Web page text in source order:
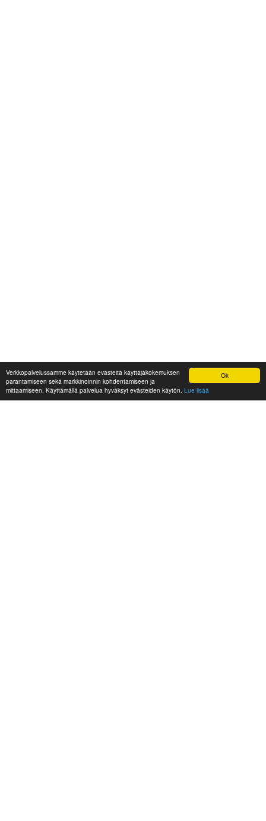
Ok
Verkkopalvelussamme käytetään evästeitä käyttäjäkokemuksen
parantamiseen sekä markkinoinnin kohdentamiseen ja
mittaamiseen. Käyttämällä palvelua hyväksyt evästeiden käytön. Lue lisää